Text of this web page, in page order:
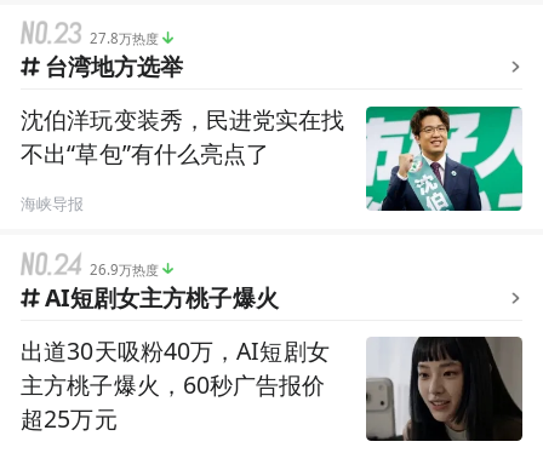
27.8万热度
台湾地方选举
沈伯洋玩变装秀，民进党实在找
不出“草包”有什么亮点了
海峡导报
26.9万热度
AI短剧女主方桃子爆火
出道30天吸粉40万，AI短剧女
主方桃子爆火，60秒广告报价
超25万元